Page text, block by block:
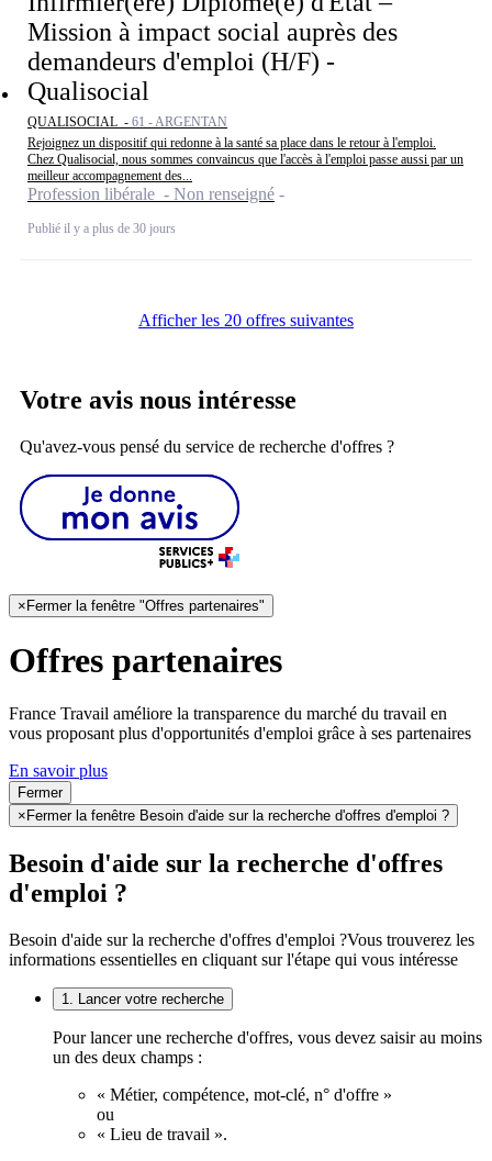
Mission à impact social auprès des
demandeurs d'emploi (H/F) -
Qualisocial
QUALISOCIAL - 61 - ARGENTAN
Rejoignez un dispositif qui redonne à la santé sa place dans le retour à l'emploi.
Chez Qualisocial, nous sommes convaincus que l'accès à l'emploi passe aussi par un
meilleur accompagnement des...
Profession libérale - Non renseigné
Publié il y a plus de 30 jours
Afficher les 20 offres suivantes
Votre avis nous intéresse
Qu'avez-vous pensé du service de recherche d'offres ?
×Fermer la fenêtre "Offres partenaires"
Offres partenaires
France Travail améliore la transparence du marché du travail en
vous proposant plus d'opportunités d'emploi grâce à ses partenaires
En savoir plus
Fermer
× Fermer la fenêtre Besoin d'aide sur la recherche d'offres d'emploi ?
Besoin d'aide sur la recherche d'offres
d'emploi ?
Besoin d'aide sur la recherche d'offres d'emploi ?Vous trouverez les
informations essentielles en cliquant sur l'étape qui vous intéresse
1. Lancer votre recherche
Pour lancer une recherche d'offres, vous devez saisir au moins
un des deux champs :
« Métier, compétence, mot-clé, n° d'offre »
ou
« Lieu de travail ».